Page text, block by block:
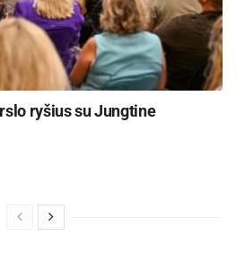
ryšius su Jungtine